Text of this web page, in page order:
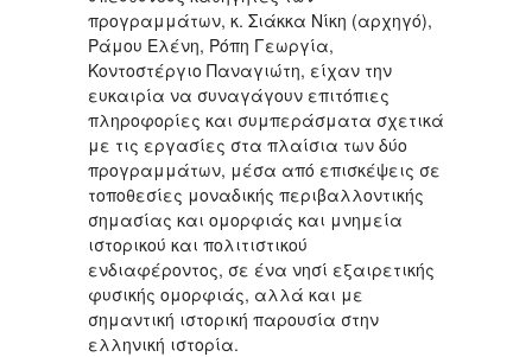
προγραμμάτων, κ. Σιάκκα Νίκη (αρχηγό),
Ράμου Ελένη, Ρόπη Γεωργία,
Κοντοστέργιο Παναγιώτη, είχαν την
ευκαιρία να συναγάγουν επιτόπιες
πληροφορίες και συμπεράσματα σχετικά
με τις εργασίες στα πλαίσια των δύο
προγραμμάτων, μέσα από επισκέψεις σε
τοποθεσίες μοναδικής περιβαλλοντικής
σημασίας και ομορφιάς και μνημεία
ιστορικού και πολιτιστικού
ενδιαφέροντος, σε ένα νησί εξαιρετικής
φυσικής ομορφιάς, αλλά και με
σημαντική ιστορική παρουσία στην
ελληνική ιστορία.